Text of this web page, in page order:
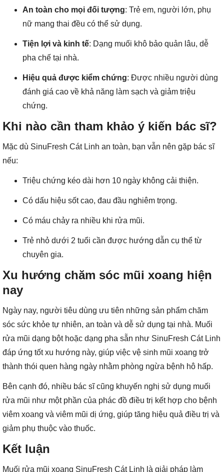
An toàn cho mọi đối tượng: Trẻ em, người lớn, phụ
nữ mang thai đều có thể sử dụng.
Tiện lợi và kinh tế: Dạng muối khô bảo quản lâu, dễ
pha chế tại nhà.
Hiệu quả được kiểm chứng: Được nhiều người dùng
đánh giá cao về khả năng làm sạch và giảm triệu
chứng.
Khi nào cần tham khảo ý kiến bác sĩ?
Mặc dù SinuFresh Cát Linh an toàn, bạn vẫn nên gặp bác sĩ
nếu:
Triệu chứng kéo dài hơn 10 ngày không cải thiện.
Có dấu hiệu sốt cao, đau đầu nghiêm trọng.
Có máu chảy ra nhiều khi rửa mũi.
Trẻ nhỏ dưới 2 tuổi cần được hướng dẫn cụ thể từ
chuyên gia.
Xu hướng chăm sóc mũi xoang hiện
nay
Ngày nay, người tiêu dùng ưu tiên những sản phẩm chăm
sóc sức khỏe tự nhiên, an toàn và dễ sử dụng tại nhà. Muối
rửa mũi dạng bột hoặc dạng pha sẵn như SinuFresh Cát Linh
đáp ứng tốt xu hướng này, giúp việc vệ sinh mũi xoang trở
thành thói quen hàng ngày nhằm phòng ngừa bệnh hô hấp.
Bên cạnh đó, nhiều bác sĩ cũng khuyến nghị sử dụng muối
rửa mũi như một phần của phác đồ điều trị kết hợp cho bệnh
viêm xoang và viêm mũi dị ứng, giúp tăng hiệu quả điều trị và
giảm phụ thuộc vào thuốc.
Kết luận
Muối rửa mũi xoang SinuFresh Cát Linh là giải pháp làm